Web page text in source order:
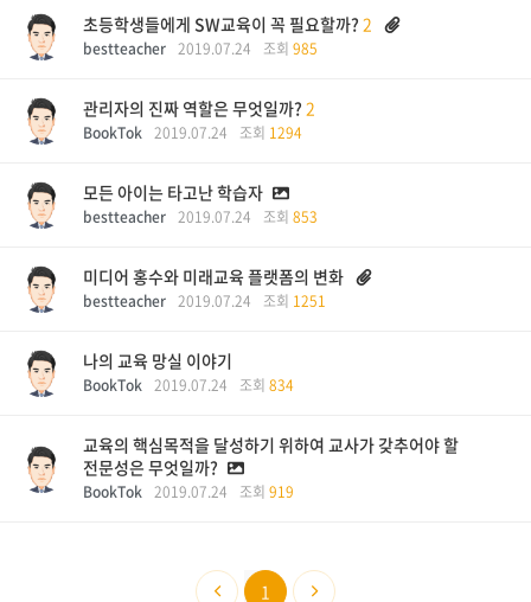
초등학생들에게 SW교육이 꼭 필요할까? 2
bestteacher 2019.07.24 조회 985
관리자의 진짜 역할은 무엇일까? 2
BookTok 2019.07.24 조회 1294
모든 아이는 타고난 학습자
bestteacher 2019.07.24 조회 853
미디어 홍수와 미래교육 플랫폼의 변화
bestteacher 2019.07.24 조회 1251
나의 교육 망실 이야기
BookTok 2019.07.24 조회 834
교육의 핵심목적을 달성하기 위하여 교사가 갖추어야 할
전문성은 무엇일까?
BookTok 2019.07.24 조회 919
1